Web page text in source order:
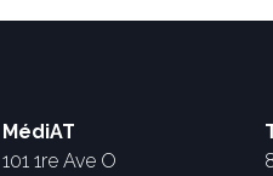
MédiAT
101 1re Ave O